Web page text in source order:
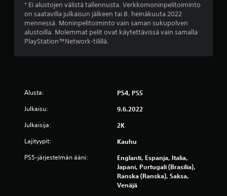
o
s
)
* Ei alustojen välistä tallennusta. Verkkomoninpelitoiminto
on saatavilla julkaisun jälkeen tai 8. heinäkuuta 2022
mennessä. Moninpelitoiminto vain saman sukupolven
alustoilla. Molemmat pelit ovat käytettävissä vain samalla
PlayStation™Network-tilillä.
Alusta: PS4, PS5
Julkaisu: 9.6.2022
Julkaisija: 2K
Lajityypit: Kauhu
PS5-järjestelmän ääni:
Englanti, Espanja, Italia,
Japani, Portugali (Brasilia),
Ranska (Ranska), Saksa,
Venäjä